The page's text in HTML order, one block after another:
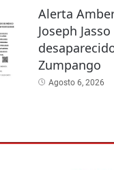
Alerta
Joseph
Zumpango
Agosto 6, 2026